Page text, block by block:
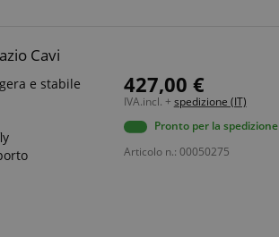
Cavi
e stabile 427,00 €
IVA.incl. + spedizione (IT)
Pronto per la spedizione
Articolo n.: 00050275